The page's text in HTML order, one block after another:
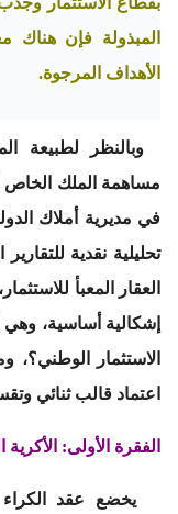
المبذولة فإن هناك
الأهداف المرجوة.
وبالنظر لطبيعة
مساهمة الملك الخاص
في مديرية أملاك
تحليلية نقدية
العقار المعبأ
إشكالية أساسية،
الاستثمار الوطني؟،
اعتماد قالب ثنائي
الفقرة الأولى: الأكرية
يخضع عقد